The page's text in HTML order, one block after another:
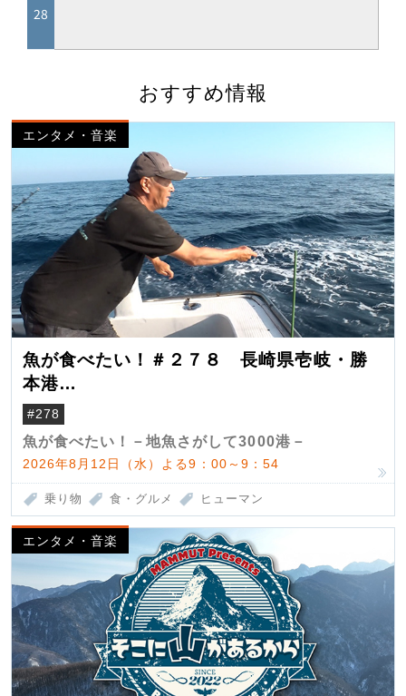
おすすめ情報
エンタメ・音楽
魚が食べたい！＃２７８ 長崎県壱岐・勝
本港
（クロマグロ）
#278
魚が食べたい！－地魚さがして3000港－
2026年8月12日（水）よる9：00～9：54
乗り物 食・グルメ ヒューマン
エンタメ・音楽